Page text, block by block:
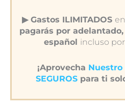
▶︎ Gastos ILIMITADOS en
pagarás por adelantado,
español incluso por
¡Aprovecha Nuestro
SEGUROSpara ti